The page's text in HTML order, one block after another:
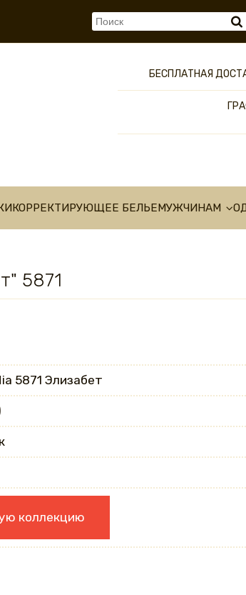
БЕСПЛАТНАЯ
КОРРЕКТИРУЮЩЕЕ БЕЛЬЕМУЖЧИНАМ
5871
5871 Элизабет
коллекцию